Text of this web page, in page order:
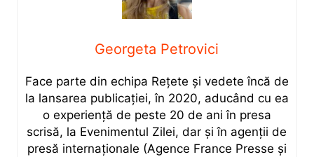
Georgeta Petrovici
Face parte din echipa Rețete și vedete încă de
la lansarea publicației, în 2020, aducând cu ea
o experiență de peste 20 de ani în presa
scrisă, la Evenimentul Zilei, dar și în agenții de
presă internaționale (Agence France Presse și